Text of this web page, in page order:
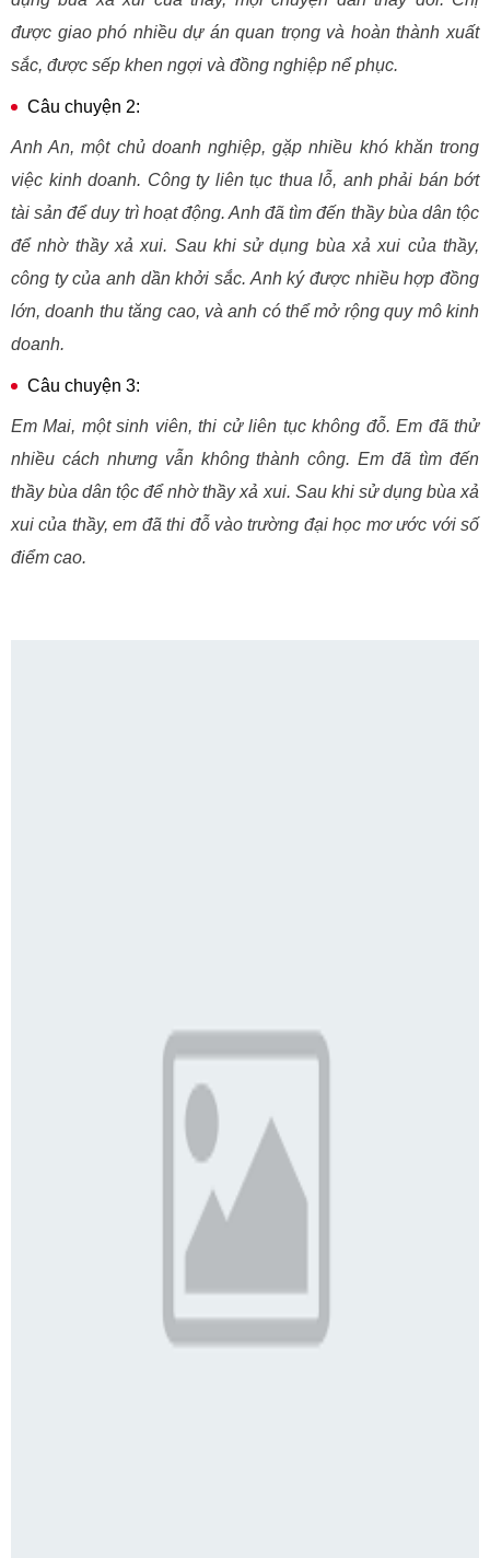
được giao phó nhiều dự án quan trọng và hoàn thành xuất
sắc, được sếp khen ngợi và đồng nghiệp nể phục.
Câu chuyện 2:
Anh An, một chủ doanh nghiệp, gặp nhiều khó khăn trong
việc kinh doanh. Công ty liên tục thua lỗ, anh phải bán bớt
tài sản để duy trì hoạt động. Anh đã tìm đến thầy bùa dân tộc
để nhờ thầy xả xui. Sau khi sử dụng bùa xả xui của thầy,
công ty của anh dần khởi sắc. Anh ký được nhiều hợp đồng
lớn, doanh thu tăng cao, và anh có thể mở rộng quy mô kinh
doanh.
Câu chuyện 3:
Em Mai, một sinh viên, thi cử liên tục không đỗ. Em đã thử
nhiều cách nhưng vẫn không thành công. Em đã tìm đến
thầy bùa dân tộc để nhờ thầy xả xui. Sau khi sử dụng bùa xả
xui của thầy, em đã thi đỗ vào trường đại học mơ ước với số
điểm cao.